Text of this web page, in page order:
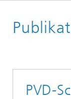
PVD-